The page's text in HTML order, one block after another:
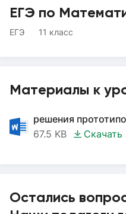
ЕГЭ по
ЕГЭ 11 класс
Материалы к
решения
67.5 KB
Скачать
Остались